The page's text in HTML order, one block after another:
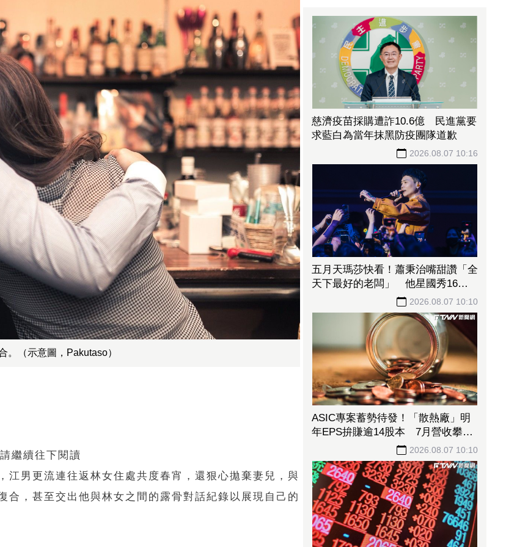
。（示意圖，Pakutaso）
繼續往下閱讀
男更流連往返林女住處共度春宵，還狠心拋棄妻兒，與
，甚至交出他與林女之間的露骨對話紀錄以展現自己的
慈濟疫苗採購遭詐10.6億 民進黨要
求藍白為當年抹黑防疫團隊道歉
2026.08.07 10:16
五月天瑪莎快看！蕭秉治嘴甜讚「全
天下最好的老闆」 他星國秀16蹲
2026.08.07 10:10
ASIC專案蓄勢待發！「散熱廠」明
年EPS拚賺逾14股本 7月營收攀升
2026.08.07 10:10